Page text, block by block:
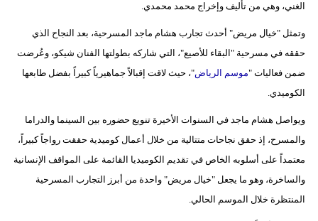
الغني، وهي من تأليف وإخراج محمد محمدي.
وتمثل "خيال مريض" أحدث تجارب هشام ماجد المسرحية، بعد النجاح الذي
حققه في مسرحية "البقاء للأصيع"، التي شاركه بطولتها الفنان شيكو، وعُرضت
ضمن فعاليات "موسم الرياض"، حيث لاقت إقبالاً جماهيرياً كبيراً بفضل طابعها
الكوميدي.
ويواصل هشام ماجد في السنوات الأخيرة تنويع حضوره بين السينما والدراما
والمسرح، إذ حقق نجاحات متتالية من خلال أعمال كوميدية حققت رواجاً كبيراً،
معتمداً على أسلوبه الخاص في تقديم الكوميديا القائمة على المواقف الإنسانية
والساخرة، وهو ما يجعل "خيال مريض" واحدة من أبرز التجارب المسرحية
المنتظرة خلال الموسم الحالي.